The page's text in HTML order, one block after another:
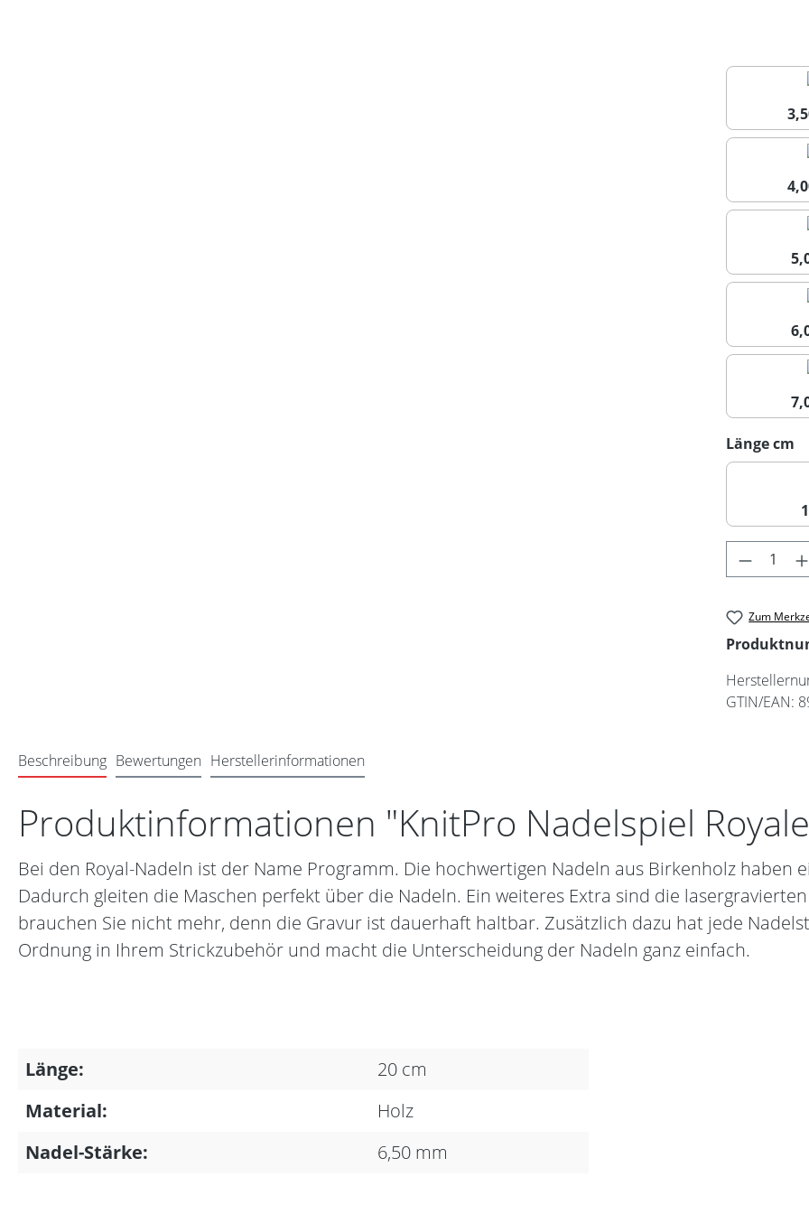
Länge cm
Zum
GTIN/EAN:
Beschreibung Bewertungen Herstellerinformationen
Produktinformationen "KnitPro Nadelspiel
Bei den Royal-Nadeln ist der Name Programm. Die hochwertigen Nadeln aus Birkenholz haben
Dadurch gleiten die Maschen perfekt über die Nadeln. Ein weiteres Extra sind die
brauchen Sie nicht mehr, denn die Gravur ist dauerhaft haltbar. Zusätzlich dazu hat jede
Ordnung in Ihrem Strickzubehör und macht die Unterscheidung der Nadeln ganz einfach.
Länge:
20 cm
Material:
Holz
Nadel-Stärke:
6,50 mm